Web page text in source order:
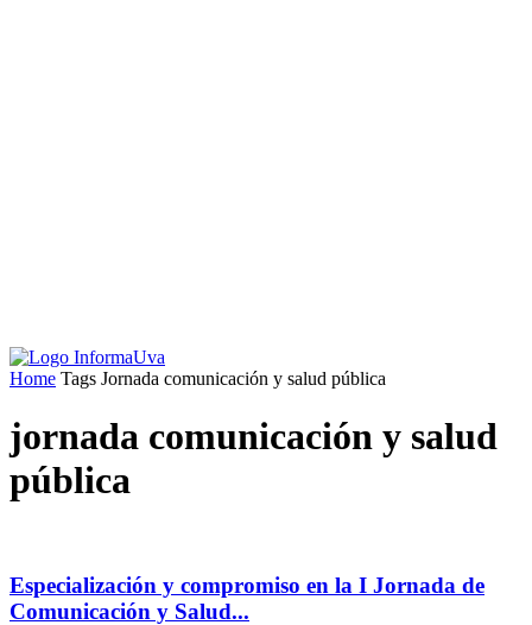
Home Tags Jornada comunicación y salud pública
jornada comunicación y salud
pública
Especialización y compromiso en la I Jornada de
Comunicación y Salud...